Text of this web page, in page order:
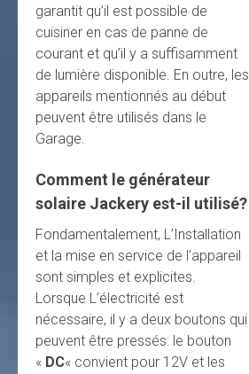
garantit qu’il est possible de
cuisiner en cas de panne de
courant et qu’il y a suffisamment
de lumière disponible. En outre, les
appareils mentionnés au début
peuvent être utilisés dans le
Garage.
Comment le générateur
solaire Jackery est-il utilisé?
Fondamentalement, L’Installation
et la mise en service de l’appareil
sont simples et explicites.
Lorsque L’électricité est
nécessaire, il y a deux boutons qui
peuvent être pressés: le bouton
« DC« convient pour 12V et les